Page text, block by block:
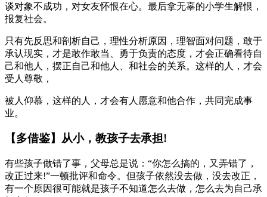
谈对象不成功，对女友怀恨在心。最后拿无辜的小学生解恨，
报复社会。
只有先反思和剖析自己，理性分析原因，理智面对问题，敢于
承认现实，才是敢作敢当、勇于负责的态度，才会正确看待自
己和他人，摆正自己和他人、和社会的关系。这样的人，才会
受人尊敬，
被人仰慕，这样的人，才会有人愿意和他合作，共同完成事
业。
【多借鉴】从小，教孩子去承担!
有些孩子做错了事，父母总是说：“你怎么搞的，又弄错了，
改正过来!”一顿批评和命令。但孩子依然没去做，没去改正，
有一个原因很可能就是孩子不知道怎么去做，怎么去为自己承